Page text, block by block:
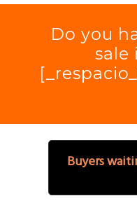
Do you
sale
Buyers